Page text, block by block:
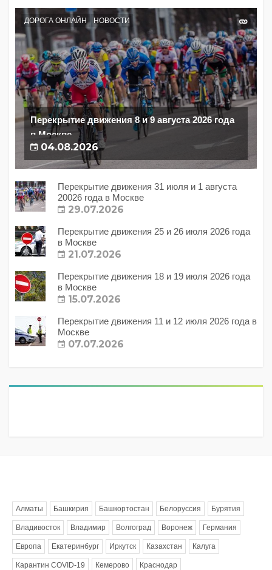
ДОРОГА ОНЛАЙН НОВОСТИ
Перекрытие движения 8 и 9 августа 2026 года
в Москве
04.08.2026
Перекрытие движения 31 июля и 1 августа
20026 года в Москве
29.07.2026
Перекрытие движения 25 и 26 июля 2026 года
в Москве
21.07.2026
Перекрытие движения 18 и 19 июля 2026 года
в Москве
15.07.2026
Перекрытие движения 11 и 12 июля 2026 года в
Москве
07.07.2026
Алматы Башкирия Башкортостан Белоруссия Бурятия
Владивосток Владимир Волгоград Воронеж Германия
Европа Екатеринбург Иркутск Казахстан Калуга
Карантин COVID-19 Кемерово Краснодар